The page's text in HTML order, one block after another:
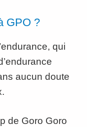
GPO ?
qui
aucun doute
de Goro Goro